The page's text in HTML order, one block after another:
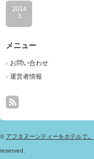
2014
3
メニュー
お問い合わせ
運営者情報
© アフタヌーンティーをホテルで。
reserved.